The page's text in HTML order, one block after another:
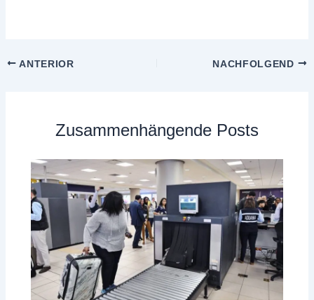
ANTERIOR NACHFOLGEND
Zusammenhängende Posts